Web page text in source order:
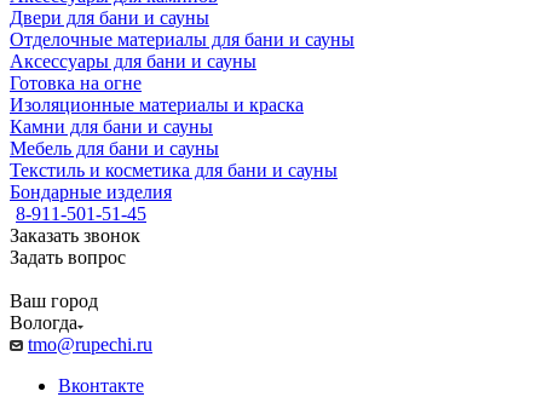
Двери для бани и сауны
Отделочные материалы для бани и сауны
Аксессуары для бани и сауны
Готовка на огне
Изоляционные материалы и краска
Камни для бани и сауны
Мебель для бани и сауны
Текстиль и косметика для бани и сауны
Бондарные изделия
8-911-501-51-45
Заказать звонок
Задать вопрос
Ваш город
Вологда
tmo@rupechi.ru
Вконтакте